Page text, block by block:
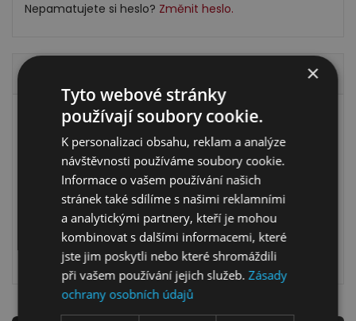
Ložnice
Dětský nábytek
Nepamatujete si heslo? Změnit heslo.
Vytvořte si účet v našem obchodě a získáte:
Informace k zadané objednávce
Přístup k historii objednávek
Četné propagační akce a slevy
Automatické vyplňování vašich dat
Registrovat
×
Tyto webové stránky
používají soubory cookie.
K personalizaci obsahu, reklam a analýze
návštěvnosti používáme soubory cookie.
Informace o vašem používání našich
stránek také sdílíme s našimi reklamními
a analytickými partnery, kteří je mohou
kombinovat s dalšími informacemi, které
jste jim poskytli nebo které shromáždili
při vašem používání jejich služeb.Zásady
ochrany osobních údajů